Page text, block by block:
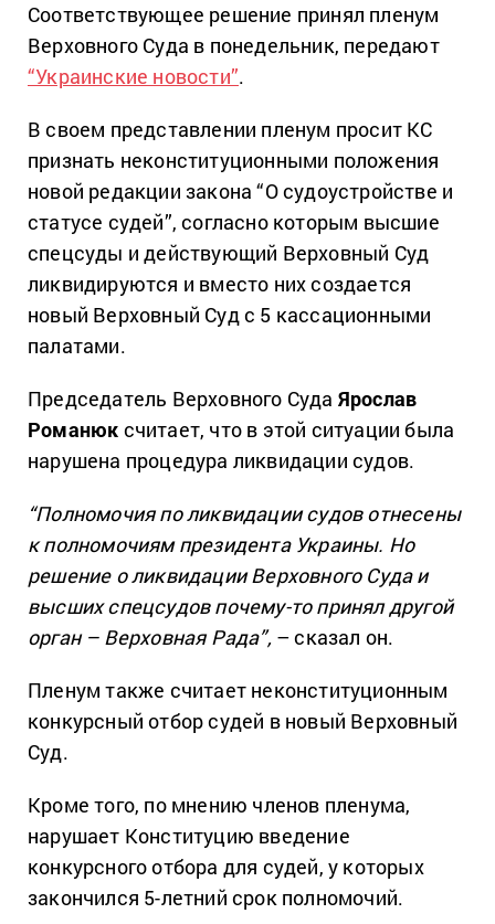
Соответствующее решение принял пленум
Верховного Суда в понедельник, передают
“Украинские новости”.
В своем представлении пленум просит КС
признать неконституционными положения
новой редакции закона “О судоустройстве и
статусе судей”, согласно которым высшие
спецсуды и действующий Верховный Суд
ликвидируются и вместо них создается
новый Верховный Суд с 5 кассационными
палатами.
Председатель Верховного Суда Ярослав
Романюк считает, что в этой ситуации была
нарушена процедура ликвидации судов.
“Полномочия по ликвидации судов отнесены
к полномочиям президента Украины. Но
решение о ликвидации Верховного Суда и
высших спецсудов почему-то принял другой
орган – Верховная Рада”,– сказал он.
Пленум также считает неконституционным
конкурсный отбор судей в новый Верховный
Суд.
Кроме того, по мнению членов пленума,
нарушает Конституцию введение
конкурсного отбора для судей, у которых
закончился 5-летний срок полномочий.